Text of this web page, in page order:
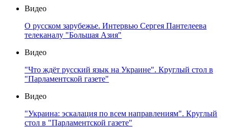
Видео
О русском зарубежье. Интервью Сергея Пантелеева
телеканалу "Большая Азия"
Видео
"Что ждёт русский язык на Украине". Круглый стол в
"Парламентской газете"
Видео
"Украина: эскалация по всем направлениям". Круглый
стол в "Парламентской газете"